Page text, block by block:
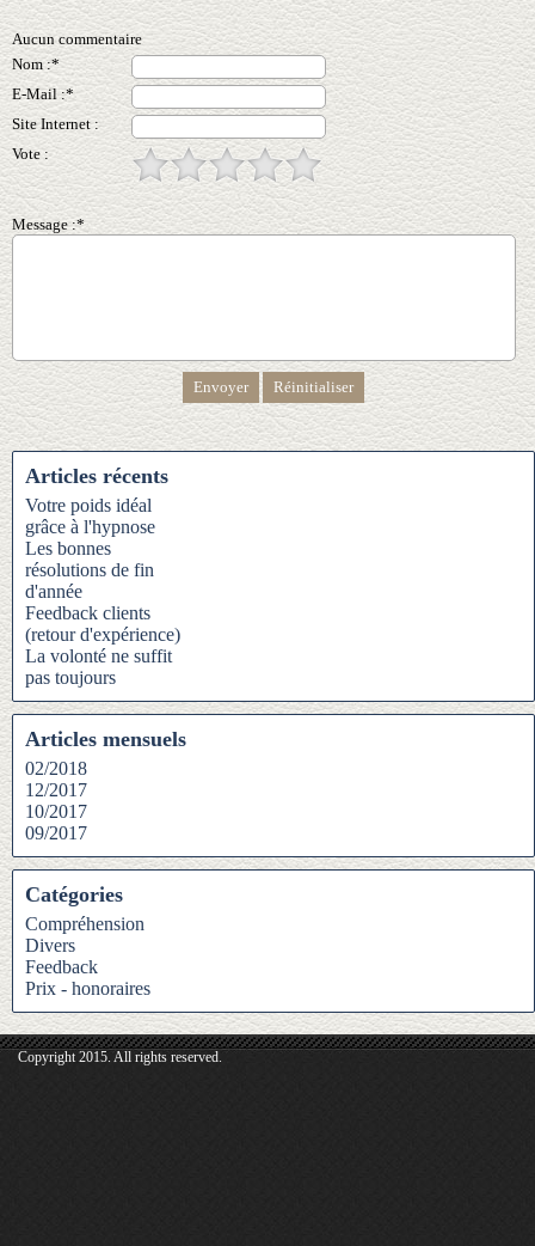
Aucun commentaire
Nom :*
E-Mail :*
Site Internet :
Vote :
Message :*
Articles récents
Votre poids idéal
grâce à l'hypnose
Les bonnes
résolutions de fin
d'année
Feedback clients
(retour d'expérience)
La volonté ne suffit
pas toujours
Articles mensuels
02/2018
12/2017
10/2017
09/2017
Catégories
Compréhension
Divers
Feedback
Prix - honoraires
Copyright 2015. All rights reserved.